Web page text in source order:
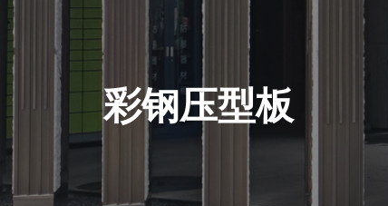
彩钢压型板